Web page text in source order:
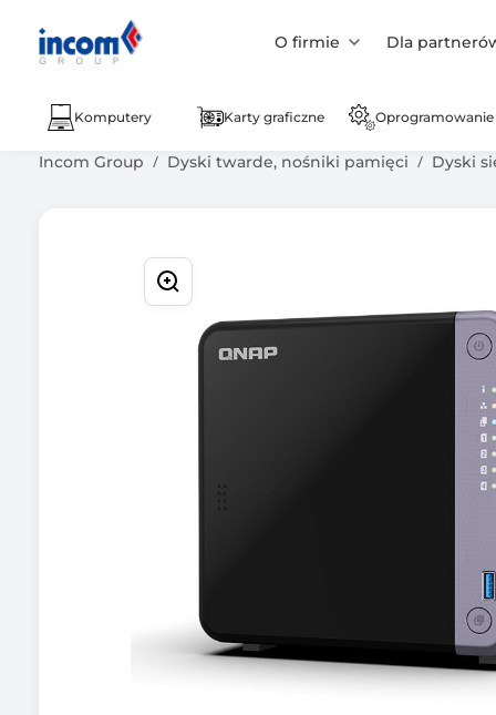
O firmie Dla
Komputery Karty graficzne Oprogramowanie
Incom Group Dyski twarde, nośniki pamięci Dyski